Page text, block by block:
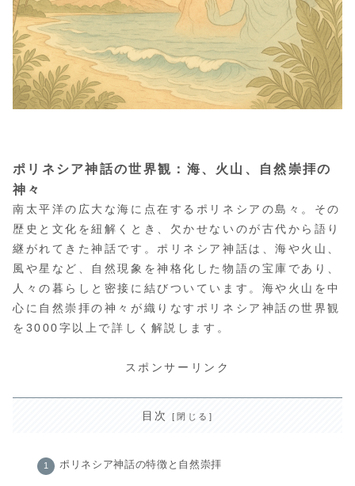
ポリネシア神話の世界観：海、火山、自然崇拝の
神々
南太平洋の広大な海に点在するポリネシアの島々。その
歴史と文化を紐解くとき、欠かせないのが古代から語り
継がれてきた神話です。ポリネシア神話は、海や火山、
風や星など、自然現象を神格化した物語の宝庫であり、
人々の暮らしと密接に結びついています。海や火山を中
心に自然崇拝の神々が織りなすポリネシア神話の世界観
を3000字以上で詳しく解説します。
スポンサーリンク
目次
ポリネシア神話の特徴と自然崇拝